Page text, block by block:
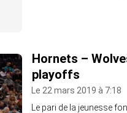
Hornets –
playoffs
Le 22 mars 2019 à 7:18
Le pari de la jeunesse